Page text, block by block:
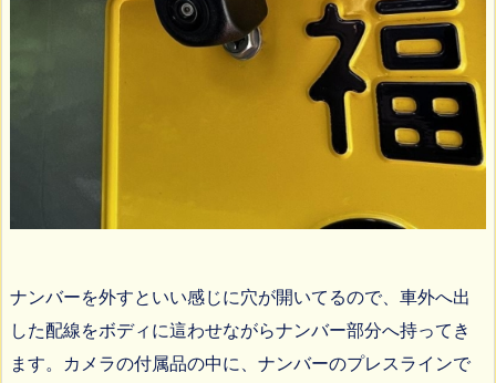
ナンバーを外すといい感じに穴が開いてるので、車外へ出
した配線をボディに這わせながらナンバー部分へ持ってき
ます。カメラの付属品の中に、ナンバーのプレスラインで